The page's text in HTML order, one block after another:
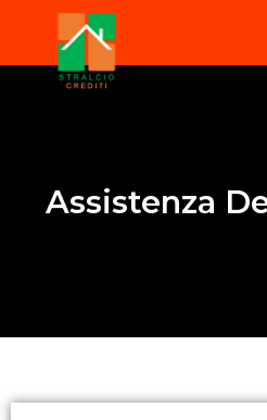
Assistenza